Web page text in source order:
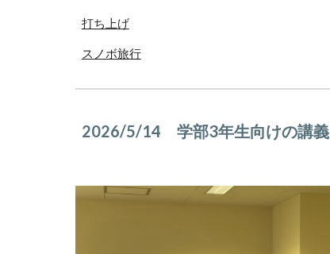
打ち上げ
スノボ旅行
2026/5/14 学部3年生向けの講義